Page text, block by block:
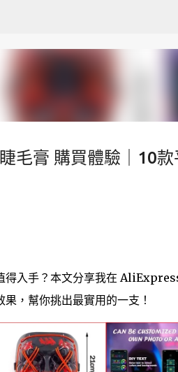
毛膏 購買體驗｜10
得入手？本文分享我在
，幫你挑出最實用的一支！